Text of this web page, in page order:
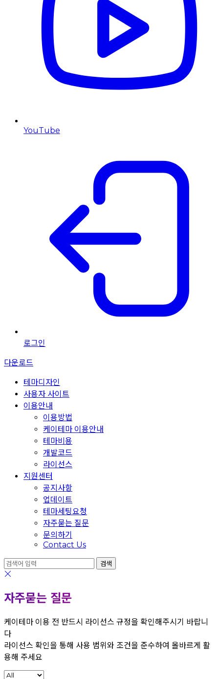
YouTube
로그인
다운로드
테마디자인
사용자 사이트
이용안내
이용방법
케이테마 이용안내
테마비용
개발코드
라이선스
지원센터
공지사항
업데이트
테마세팅요청
자주묻는 질문
문의하기
Contact Us
자주묻는 질문
케이테마 이용 전 반드시 라이선스 규정을 확인해주시기 바랍니
다
라이선스 확인을 통해 사용 범위와 조건을 준수하여 올바르게 활
용해 주세요